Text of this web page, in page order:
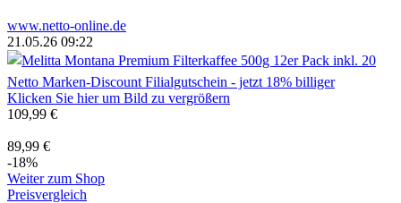
www.netto-online.de
21.05.26 09:22
Klicken Sie hier um Bild zu vergrößern
109,99 €
89,99 €
-18%
Weiter zum Shop
Preisvergleich